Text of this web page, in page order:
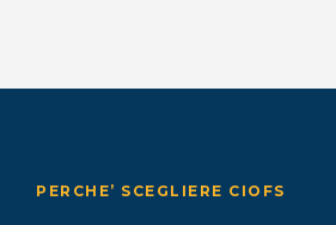
PERCHE’ SCEGLIERE CIOFS